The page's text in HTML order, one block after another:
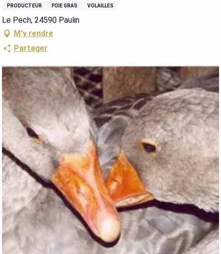
PRODUCTEUR FOIE GRAS VOLAILLES
Le Pech, 24590 Paulin
M'y rendre
Partager